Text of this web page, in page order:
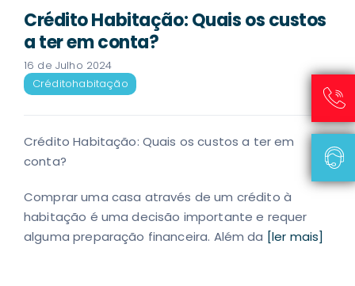
Crédito Habitação: Quais os custos
a ter em conta?
16 de Julho 2024
Créditohabitação
Crédito Habitação: Quais os custos a ter em
conta?
Comprar uma casa através de um crédito à
habitação é uma decisão importante e requer
alguma preparação financeira. Além da [ler mais]